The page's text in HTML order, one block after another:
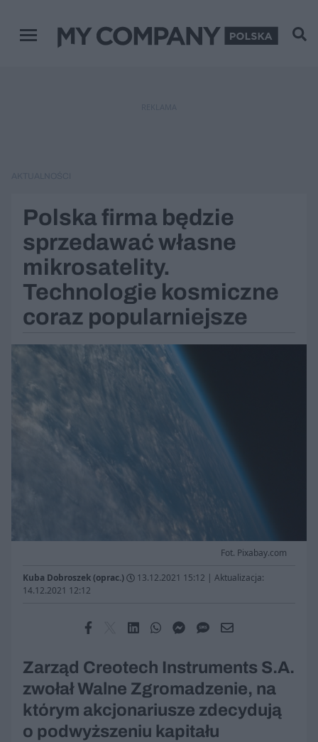
Menu główne
Polska firma będzie
sprzedawać własne
mikrosatelity.
Technologie kosmiczne
coraz popularniejsze
Fot. Pixabay.com
Kuba Dobroszek (oprac.) 13.12.2021 15:12 | Aktualizacja:
14.12.2021 12:12
Zarząd Creotech Instruments S.A.
zwołał Walne Zgromadzenie, na
którym akcjonariusze zdecydują
o podwyższeniu kapitału